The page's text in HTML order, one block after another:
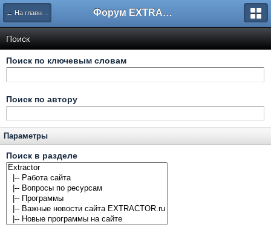
← На главную Форум EXTRACTOR.ru
Поиск
Поиск по ключевым словам
Поиск по автору
Параметры
Поиск в разделе